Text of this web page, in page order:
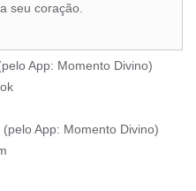
seu coração.
App: Momento Divino)
App: Momento Divino)